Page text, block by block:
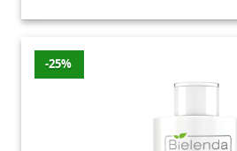
-25%